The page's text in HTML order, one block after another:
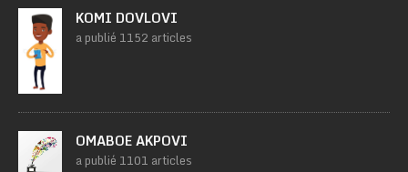
KOMI DOVLOVI
a publié 1152 articles
OMABOE AKPOVI
a publié 1101 articles